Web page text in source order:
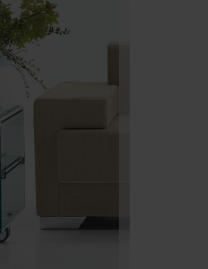
Area direzionale
Arredo area reception